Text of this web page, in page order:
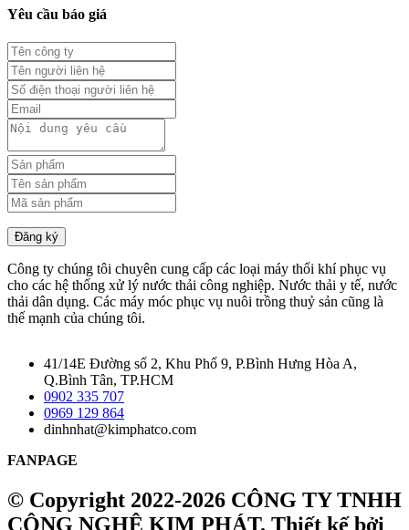
Yêu cầu báo giá
Đăng ký
Công ty chúng tôi chuyên cung cấp các loại máy thổi khí phục vụ
cho các hệ thống xử lý nước thải công nghiệp. Nước thải y tế, nước
thải dân dụng. Các máy móc phục vụ nuôi trồng thuỷ sản cũng là
thế mạnh của chúng tôi.
41/14E Đường số 2, Khu Phố 9, P.Bình Hưng Hòa A,
Q.Bình Tân, TP.HCM
0902 335 707
0969 129 864
dinhnhat@kimphatco.com
FANPAGE
© Copyright 2022-2026 CÔNG TY TNHH
CÔNG NGHỆ KIM PHÁT. Thiết kế bởi